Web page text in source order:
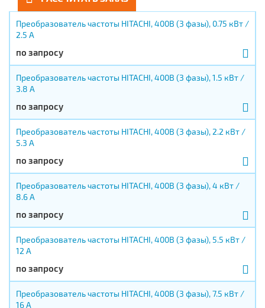
Преобразователь частоты HITACHI, 400В (3 фазы), 0.75 кВт /
2.5 А
по запросу
Преобразователь частоты HITACHI, 400В (3 фазы), 1.5 кВт /
3.8 А
по запросу
Преобразователь частоты HITACHI, 400В (3 фазы), 2.2 кВт /
5.3 А
по запросу
Преобразователь частоты HITACHI, 400В (3 фазы), 4 кВт /
8.6 А
по запросу
Преобразователь частоты HITACHI, 400В (3 фазы), 5.5 кВт /
12 А
по запросу
Преобразователь частоты HITACHI, 400В (3 фазы), 7.5 кВт /
16 А